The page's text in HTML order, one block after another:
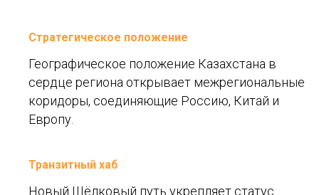
Стратегическое положение
Географическое положение Казахстана в
сердце региона открывает межрегиональные
коридоры, соединяющие Россию, Китай и
Европу.
Транзитный хаб
Новый Шёлковый путь укрепляет статус